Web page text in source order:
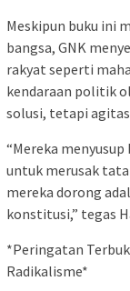
Meskipun buku ini
bangsa, GNK
rakyat seperti
kendaraan politik
solusi, tetapi
“Mereka
untuk merusak
mereka dorong
konstitusi,” tegas
*Peringatan
Radikalisme*